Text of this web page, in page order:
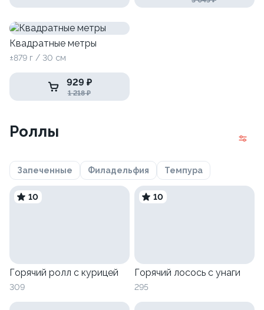
Квадратные метры
±879 г / 30 см
929 ₽
1 218 ₽
Роллы
Запеченные Филадельфия Темпура
10
Горячий ролл с курицей
309
10
Горячий лосось с унаги
295